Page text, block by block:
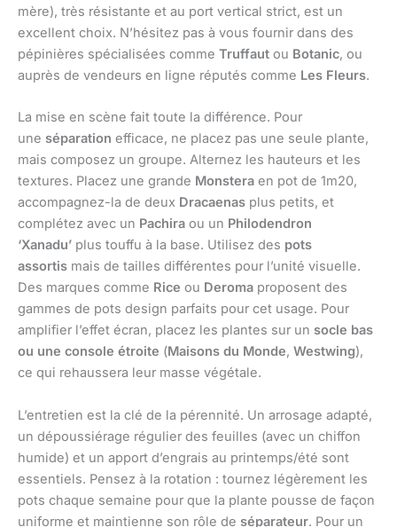
mère), très résistante et au port vertical strict, est un
excellent choix. N’hésitez pas à vous fournir dans des
pépinières spécialisées comme Truffaut ou Botanic, ou
auprès de vendeurs en ligne réputés comme Les Fleurs.
La mise en scène fait toute la différence. Pour
une séparation efficace, ne placez pas une seule plante,
mais composez un groupe. Alternez les hauteurs et les
textures. Placez une grande Monstera en pot de 1m20,
accompagnez-la de deux Dracaenas plus petits, et
complétez avec un Pachira ou un Philodendron
‘Xanadu’ plus touffu à la base. Utilisez des pots
assortis mais de tailles différentes pour l’unité visuelle.
Des marques comme Rice ou Deroma proposent des
gammes de pots design parfaits pour cet usage. Pour
amplifier l’effet écran, placez les plantes sur un socle bas
ou une console étroite (Maisons du Monde, Westwing),
ce qui rehaussera leur masse végétale.
L’entretien est la clé de la pérennité. Un arrosage adapté,
un dépoussiérage régulier des feuilles (avec un chiffon
humide) et un apport d’engrais au printemps/été sont
essentiels. Pensez à la rotation : tournez légèrement les
pots chaque semaine pour que la plante pousse de façon
uniforme et maintienne son rôle de séparateur. Pour un